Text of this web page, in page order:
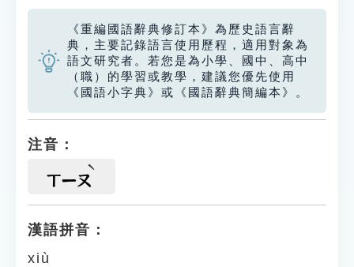
《重編國語辭典修訂本》為歷史語言辭
典，主要記錄語言使用歷程，適用對象為
語文研究者。若您是為小學、國中、高中
（職）的學習或教學，建議您優先使用
《國語小字典》或《國語辭典簡編本》。
注音：
ㄒㄧㄡ
漢語拼音：
xiù